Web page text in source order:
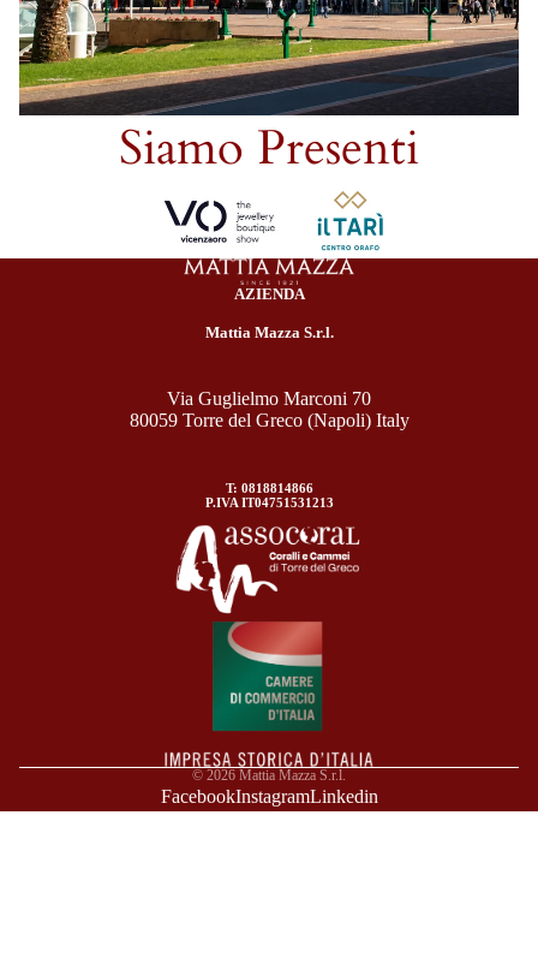
Siamo Presenti
AZIENDA
Mattia Mazza S.r.l.
Via Guglielmo Marconi 70
80059 Torre del Greco (Napoli) Italy
T: 0818814866
P.IVA IT04751531213
© 2026 Mattia Mazza S.r.l.
FacebookInstagramLinkedin